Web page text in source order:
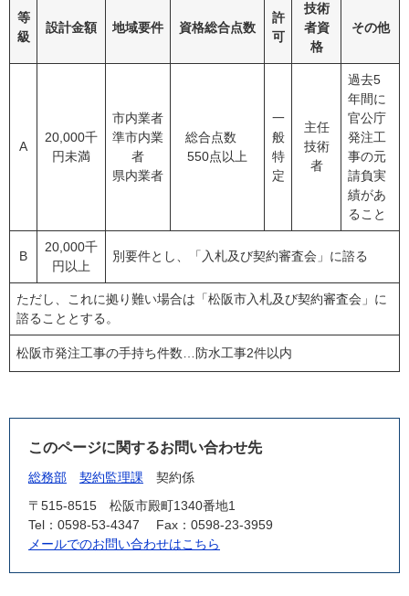
等
級
設計金額 地域要件 資格総合点数
許
可
技術
者資
格
その他
A
20,000千
円未満
市内業者
準市内業
者
県内業者
総合点数
550点以上
一
般
特
定
主任
技術
者
過去5
年間に
官公庁
発注工
事の元
請負実
績があ
ること
B
20,000千
円以上
別要件とし、「入札及び契約審査会」に諮る
ただし、これに拠り難い場合は「松阪市入札及び契約審査会」に
諮ることとする。
松阪市発注工事の手持ち件数…防水工事2件以内
このページに関するお問い合わせ先
総務部 契約監理課
契約係
〒515-8515
松阪市殿町1340番地1
Tel：0598-53-4347
Fax：0598-23-3959
メールでのお問い合わせはこちら